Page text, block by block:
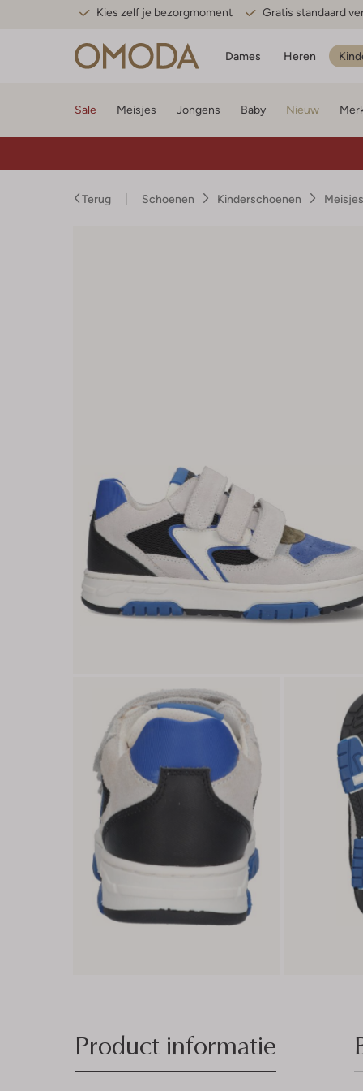
Kies zelf je bezorgmoment Gratis standaard
Dames Heren
Sale Meisjes Jongens Baby Nieuw
Terug Schoenen Kinderschoenen Meisjes
Product informatie